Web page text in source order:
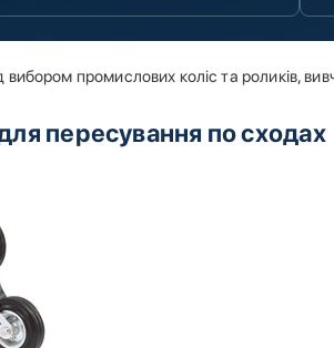
промислових коліс та роликів,
пересування по сходах